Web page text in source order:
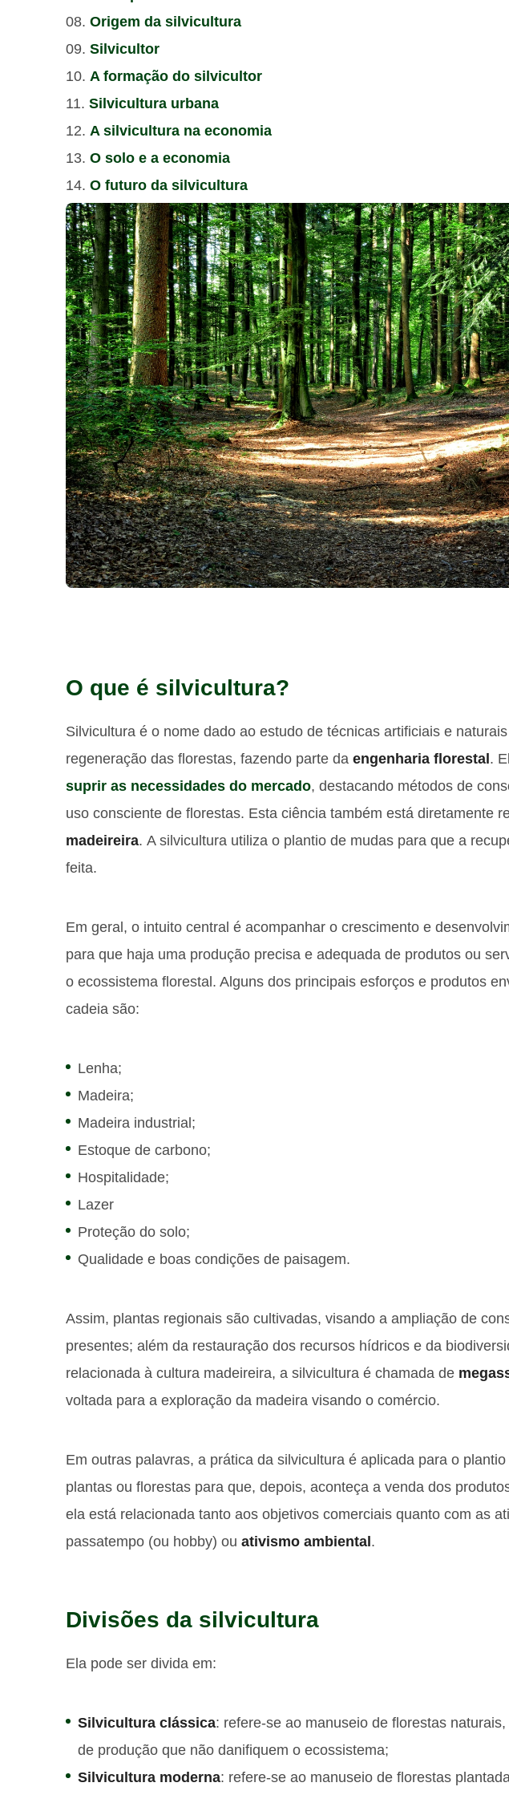
Origem da silvicultura
Silvicultor
A formação do silvicultor
Silvicultura urbana
A silvicultura na economia
O solo e a economia
O futuro da silvicultura
O que é silvicultura?
Silvicultura é o nome dado ao estudo de técnicas artificiais e
regeneração das florestas, fazendo parte da engenharia florestal .
suprir as necessidades do mercado, destacando métodos de
uso consciente de florestas. Esta ciência também está diretamente
madeireira. A silvicultura utiliza o plantio de mudas para que a
feita.
Em geral, o intuito central é acompanhar o crescimento e
para que haja uma produção precisa e adequada de produtos ou
o ecossistema florestal. Alguns dos principais esforços e produtos
cadeia são:
Lenha;
Madeira;
Madeira industrial;
Estoque de carbono;
Hospitalidade;
Lazer
Proteção do solo;
Qualidade e boas condições de paisagem.
Assim, plantas regionais são cultivadas, visando a ampliação de
presentes; além da restauração dos recursos hídricos e da
relacionada à cultura madeireira, a silvicultura é chamada de
voltada para a exploração da madeira visando o comércio.
Em outras palavras, a prática da silvicultura é aplicada para o
plantas ou florestas para que, depois, aconteça a venda dos
ela está relacionada tanto aos objetivos comerciais quanto com as
passatempo (ou hobby) ou ativismo ambiental .
Divisões da silvicultura
Ela pode ser divida em:
Silvicultura clássica: refere-se ao manuseio de florestas
de produção que não danifiquem o ecossistema;
Silvicultura moderna: refere-se ao manuseio de florestas